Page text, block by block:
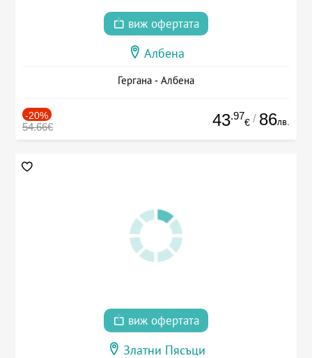
виж офертата
Албена
Гергана - Албена
-20%
54.66€ 43.97
€ / 86лв.
виж офертата
Златни Пясъци